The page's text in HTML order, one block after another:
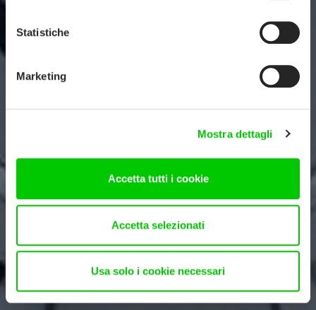
Statistiche
Marketing
Mostra dettagli
Accetta tutti i cookie
Accetta selezionati
Usa solo i cookie necessari